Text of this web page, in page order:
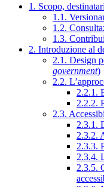
1. Scopo,
1.1.
1.2.
1.3.
2. Introduzione al
2.1. Design
government)
2.2.
2.2.1.
2.2.2.
2.3.
2.3.1.
2.3.2.
2.3.3.
2.3.4.
2.3.5.